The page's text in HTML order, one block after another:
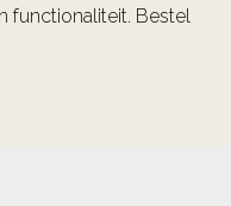
functionaliteit. Bestel